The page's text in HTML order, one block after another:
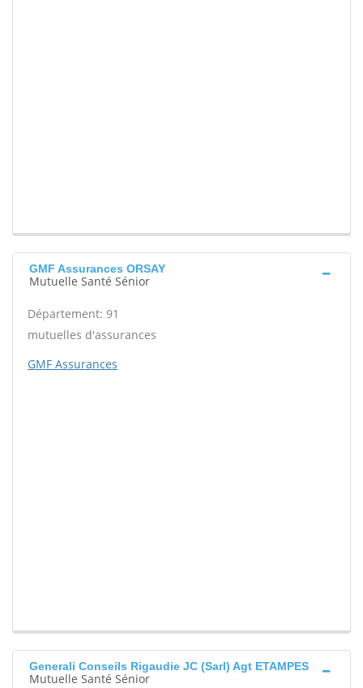
GMF Assurances ORSAY
Mutuelle Santé Sénior
Département: 91
mutuelles d'assurances
GMF Assurances
Generali Conseils Rigaudie JC (Sarl) Agt ETAMPES
Mutuelle Santé Sénior